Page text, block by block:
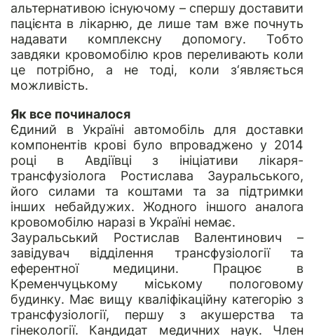
альтернативою існуючому – спершу доставити
пацієнта в лікарню, де лише там вже почнуть
надавати комплексну допомогу. Тобто
завдяки кровомобілю кров переливають коли
це потрібно, а не тоді, коли з‘являється
можливість.
Як все починалося
Єдиний в Україні автомобіль для доставки
компонентів крові було впроваджено у 2014
році в Авдіївці з ініціативи лікаря-
трансфузіолога Ростислава Зауральського,
його силами та коштами та за підтримки
інших небайдужих. Жодного іншого аналога
кровомобілю наразі в Україні немає.
Зауральський Ростислав Валентинович –
завідувач відділення трансфузіології та
еферентної медицини. Працює в
Кременчуцькому міському пологовому
будинку. Має вищу кваліфікаційну категорію з
трансфузіології, першу з акушерства та
гінекології. Кандидат медичних наук. Член